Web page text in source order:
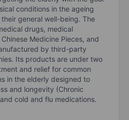
conditions in the ageing
general well-being. The
drugs, medical
Medicine Pieces, and
by third-party
Its products are under two
and relief for common
in the elderly designed to
and longevity (Chronic
cold and flu medications.